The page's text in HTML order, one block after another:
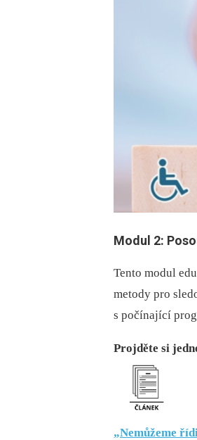
Modul 2:
Tento modul
metody pro
s počínající
Projděte si
„Nemůžeme